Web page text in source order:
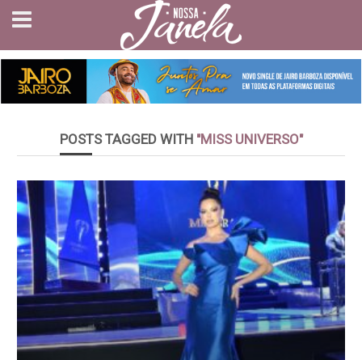
POSTS TAGGED WITH "MISS UNIVERSO"